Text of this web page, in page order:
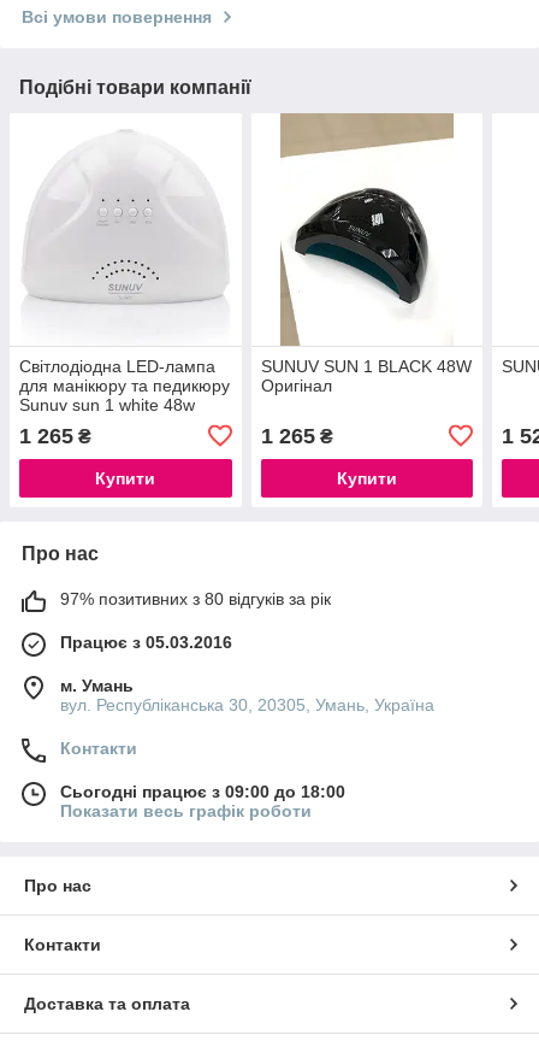
Всі умови повернення
Подібні товари компанії
Світлодіодна LED-лампа
для манікюру та педикюру
Sunuv sun 1 white 48w
1 265 ₴
Купити
SUNUV SUN 1 BLACK 48W
Оригінал
1 265₴
Купити
1
Про нас
97% позитивних з 80 відгуків за рік
Працює з 05.03.2016
м. Умань
вул. Республіканська 30, 20305, Умань, Україна
Контакти
Сьогодні працює з 09:00 до 18:00
Показати весь графік роботи
Про нас
Контакти
Доставка та оплата